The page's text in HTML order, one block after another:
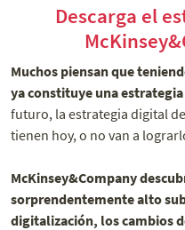
Descarga el
Muchos piensan que
ya constituye una
futuro, la estrategia digital
tienen hoy, o no van a
McKinsey&Company
sorprendentemente alto
digitalización, los cambios